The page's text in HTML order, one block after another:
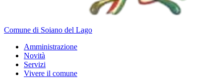
Comune di Soiano del Lago
Amministrazione
Novità
Servizi
Vivere il comune